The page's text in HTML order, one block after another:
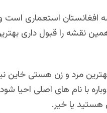
استعماری است و
نقشه را قبول داری
مرد و زن هستی خاین
با نام های اصلی احیا شود
یا خیر.